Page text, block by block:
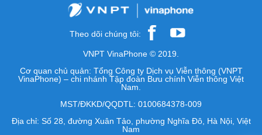
Theo dõi chúng tôi:
VNPT VinaPhone © 2019.
Cơ quan chủ quản: Tổng Công ty Dịch vụ Viễn thông (VNPT
VinaPhone) – chi nhánh Tập đoàn Bưu chính Viễn thông Việt
Nam.
MST/ĐKKD/QQDTL: 0100684378-009
Địa chỉ: Số 28, đường Xuân Tảo, phường Nghĩa Đô, Hà Nội, Việt
Nam